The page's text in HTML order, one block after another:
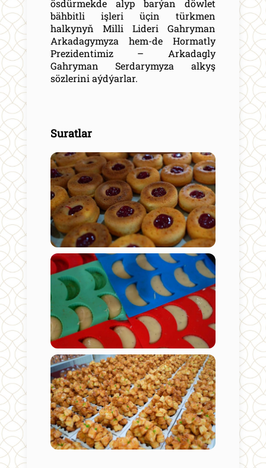
ösdürmekde alyp barýan döwlet
bähbitli işleri üçin türkmen
halkynyň Milli Lideri Gahryman
Arkadagymyza hem-de Hormatly
Prezidentimiz – Arkadagly
Gahryman Serdarymyza alkyş
sözlerini aýdýarlar.
Suratlar